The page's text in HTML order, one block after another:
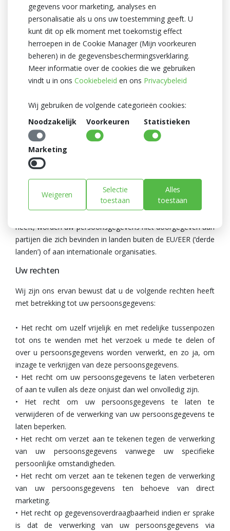
• Externe dienstverleners
• Belastingdienst
• Toezichthoudende autoriteiten.
Het kan zijn dat wij uw persoonsgegevens openbaar
moeten maken op grond van een wettelijke voorschrift, op
last van toezichthouders of andere overheidsorganen, om
illegale activiteiten, vermeende fraude, of schendingen van
of tegen op te treden.
Ook behouden wij ons het recht voor om
persoonsgegevens die wij over u hebben verzameld, over
te dragen in het geval dat wij (een gedeelte van) onze
Doorgifte van persoonsgegevens
heeft, worden uw persoonsgegevens niet doorgegeven aan
partijen die zich bevinden in landen buiten de EU/EER (‘derde
landen’) of aan internationale organisaties.
Uw rechten
Wij zijn ons ervan bewust dat u de volgende rechten heeft
met betrekking tot uw persoonsgegevens:
• Het recht om uzelf vrijelijk en met redelijke tussenpozen
tot ons te wenden met het verzoek u mede te delen of
over u persoonsgegevens worden verwerkt, en zo ja, om
inzage te verkrijgen van deze persoonsgegevens.
• Het recht om uw persoonsgegevens te laten verbeteren
of aan te vullen als deze onjuist dan wel onvolledig zijn.
• Het recht om uw persoonsgegevens te laten te
verwijderen of de verwerking van uw persoonsgegevens te
laten beperken.
• Het recht om verzet aan te tekenen tegen de verwerking
van uw persoonsgegevens vanwege uw specifieke
persoonlijke omstandigheden.
• Het recht om verzet aan te tekenen tegen de verwerking
van uw persoonsgegevens ten behoeve van direct
marketing.
• Het recht op gegevensoverdraagbaarheid indien er sprake
is dat de verwerking van uw persoonsgegevens via
gegevens voor marketing, analyses en
personalisatie als u ons uw toestemming geeft. U
kunt dit op elk moment met toekomstig effect
herroepen in de Cookie Manager (Mijn voorkeuren
beheren) in de gegevensbeschermingsverklaring.
Meer informatie over de cookies die we gebruiken
vindt u in ons Cookiebeleid en ons Privacybeleid
Wij gebruiken de volgende categorieën cookies:
Noodzakelijk
Voorkeuren Statistieken
Marketing
Weigeren
Selectie
toestaan
Alles
toestaan